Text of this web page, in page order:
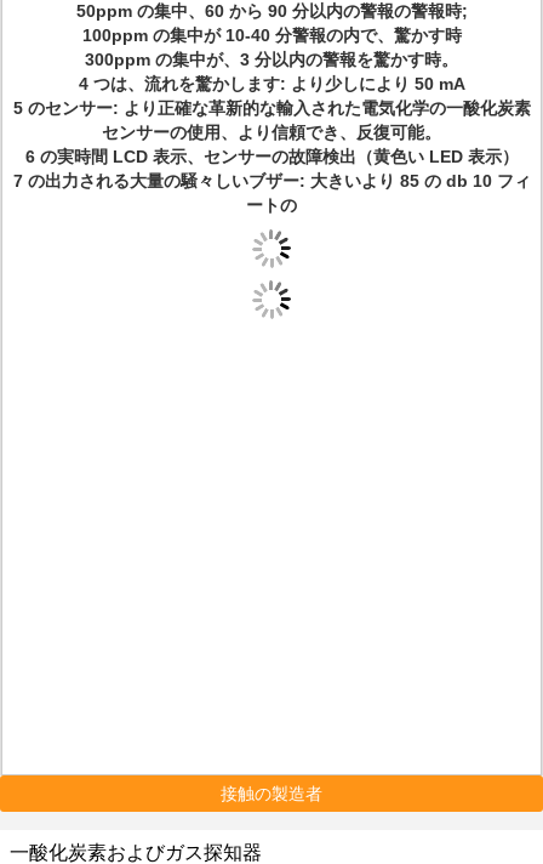
50ppm の集中、60 から 90 分以内の警報の警報時;
100ppm の集中が 10-40 分警報の内で、驚かす時
300ppm の集中が、3 分以内の警報を驚かす時。
4 つは、流れを驚かします: より少しにより 50 mA
5 のセンサー: より正確な革新的な輸入された電気化学の一酸化炭素
センサーの使用、より信頼でき、反復可能。
6 の実時間 LCD 表示、センサーの故障検出（黄色い LED 表示）
7 の出力される大量の騒々しいブザー: 大きいより 85 の db 10 フィ
ートの
接触の製造者
一酸化炭素およびガス探知器